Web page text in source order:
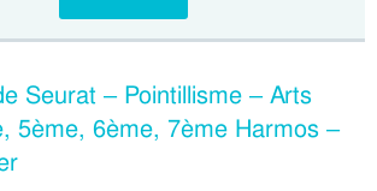
Seurat – Pointillisme – Arts
5ème, 6ème, 7ème Harmos –